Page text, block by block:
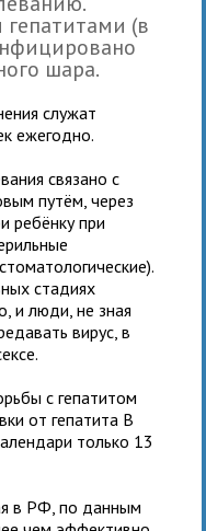
(в
шара.
служат
ежегодно.
связано с
путём, через
ребёнку при
стадиях
и люди, не зная
вирус, в
с гепатитом
от гепатита B
только 13
в РФ, по данным